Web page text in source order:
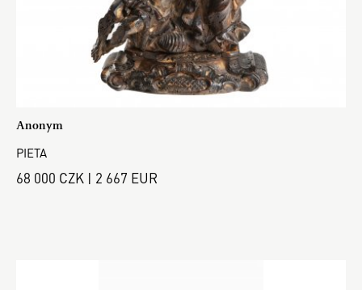
Anonym
PIETA
68 000 CZK | 2 667 EUR